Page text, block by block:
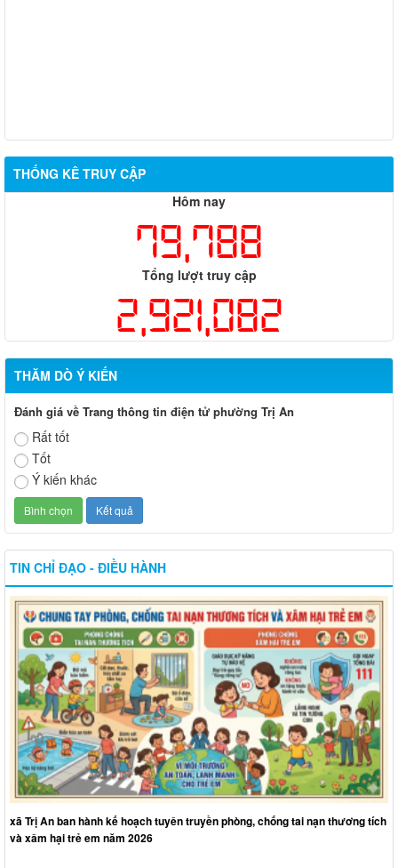
THỐNG KÊ TRUY CẬP
Hôm nay
79,788
Tổng lượt truy cập
2,921,082
THĂM DÒ Ý KIẾN
Đánh giá về Trang thông tin điện tử phường Trị An
Rất tốt
Tốt
Ý kiến khác
TIN CHỈ ĐẠO - ĐIỀU HÀNH
xã Trị An ban hành kế hoạch tuyên truyền phòng, chống tai nạn thương tích
và xâm hại trẻ em năm 2026